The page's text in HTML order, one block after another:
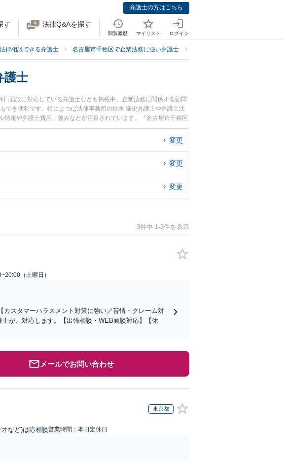
弁護士の方はこちら
す 法律Q&Aを探す
閲覧履歴 マイリスト ログイン
律相談できる弁護士 名古屋市千種区で企業法務に強い弁護士
護士
面談に対応している弁護士なども掲載中。企業法務に関係する顧問
でき便利です。特によつば法律事務所の鈴木 隆史弁護士や弁護士法
報や弁護士費用、強みなどが注目されています。『名古屋市千種区
ップ・新規事業のトラブル解決の実績豊富な近くの弁護士を検索した
い』などでお困りの相談者さんにおすすめです。
変更
変更
変更
3件中 1-3件を表示
（土曜日）
カスタマーハラスメント対策に強い／苦情・クレーム対
が、対応します。【出張相談・WEB面談対応】【休
メールでお問い合わせ
東京都
など)は応相談営業時間：本日定休日